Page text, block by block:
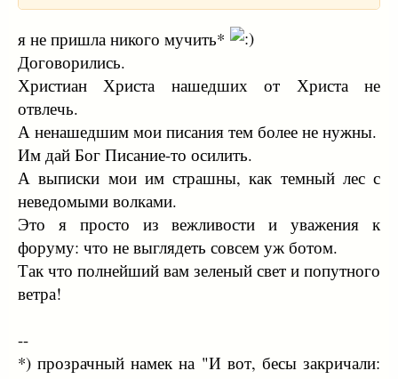
я не пришла никого мучить*
Договорились.
Христиан Христа нашедших от Христа не
отвлечь.
А ненашедшим мои писания тем более не нужны.
Им дай Бог Писание-то осилить.
А выписки мои им страшны, как темный лес с
неведомыми волками.
Это я просто из вежливости и уважения к
форуму: что не выглядеть совсем уж ботом.
Так что полнейший вам зеленый свет и попутного
ветра!
--
*) прозрачный намек на "И вот, бесы закричали: